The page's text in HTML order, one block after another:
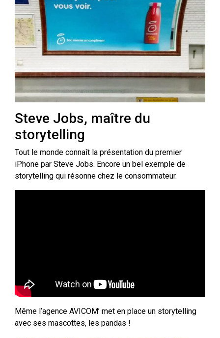
Steve Jobs, maître du
storytelling
Tout le monde connaît la présentation du premier
iPhone par Steve Jobs. Encore un bel exemple de
storytelling qui résonne chez le consommateur.
Même l’agence AVICOM’ met en place un storytelling
avec ses mascottes, les pandas !